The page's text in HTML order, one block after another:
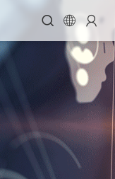
  